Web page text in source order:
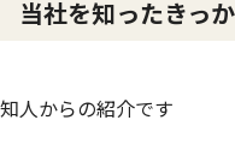
当社を知ったきっ
知人からの紹介です